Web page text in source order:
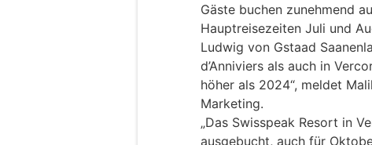
Gäste buchen zunehmend
Hauptreisezeiten Juli und
Ludwig von Gstaad
d’Anniviers als auch in
höher als 2024“, meldet
Marketing.
„Das Swisspeak Resort in
ausgebucht, auch für